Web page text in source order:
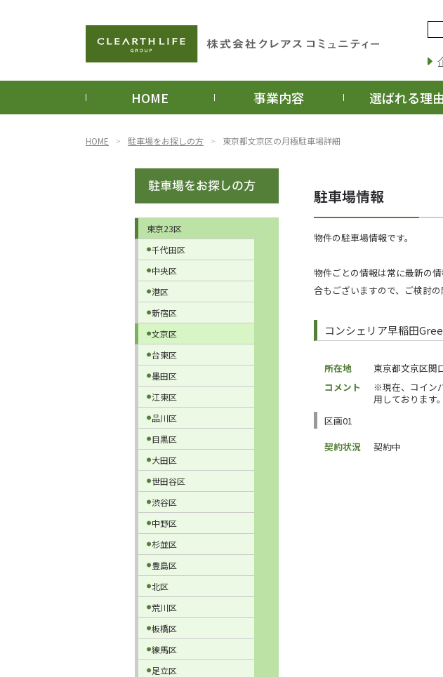
HOME 事業内容 選ばれる理由
HOME 駐車場をお探しの方 東京都文京区の月極駐車場詳細
物件の駐車場情報です。
物件ごとの情報は常に最新の
合もございますので、ご検討
コンシェリア早稲田
所在地
東京都文京区関
コメント
※現在、コイン
用しております。
区画01
契約状況
契約中
東京23区
千代田区
中央区
港区
新宿区
文京区
台東区
墨田区
江東区
品川区
目黒区
大田区
世田谷区
渋谷区
中野区
杉並区
豊島区
北区
荒川区
板橋区
練馬区
足立区